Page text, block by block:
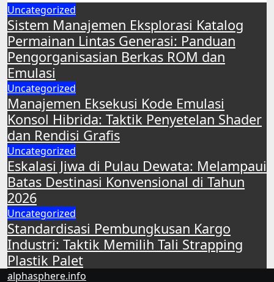
Uncategorized
Sistem Manajemen Eksplorasi Katalog
Permainan Lintas Generasi: Panduan
Pengorganisasian Berkas ROM dan
Emulasi
Uncategorized
Manajemen Eksekusi Kode Emulasi
Konsol Hibrida: Taktik Penyetelan Shader
dan Rendisi Grafis
Uncategorized
Eskalasi Jiwa di Pulau Dewata: Melampaui
Batas Destinasi Konvensional di Tahun
2026
Uncategorized
Standardisasi Pembungkusan Kargo
Industri: Taktik Memilih Tali Strapping
Plastik Palet
alphasphere.info